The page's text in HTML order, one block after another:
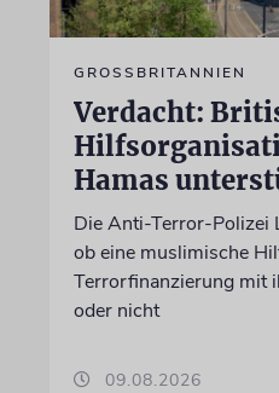
GROSSBRITANNIEN
Verdacht:
Hamas
Die Anti-Terror-Polizei
ob eine muslimische
Terrorfinanzierung mit
oder nicht
09.08.2026